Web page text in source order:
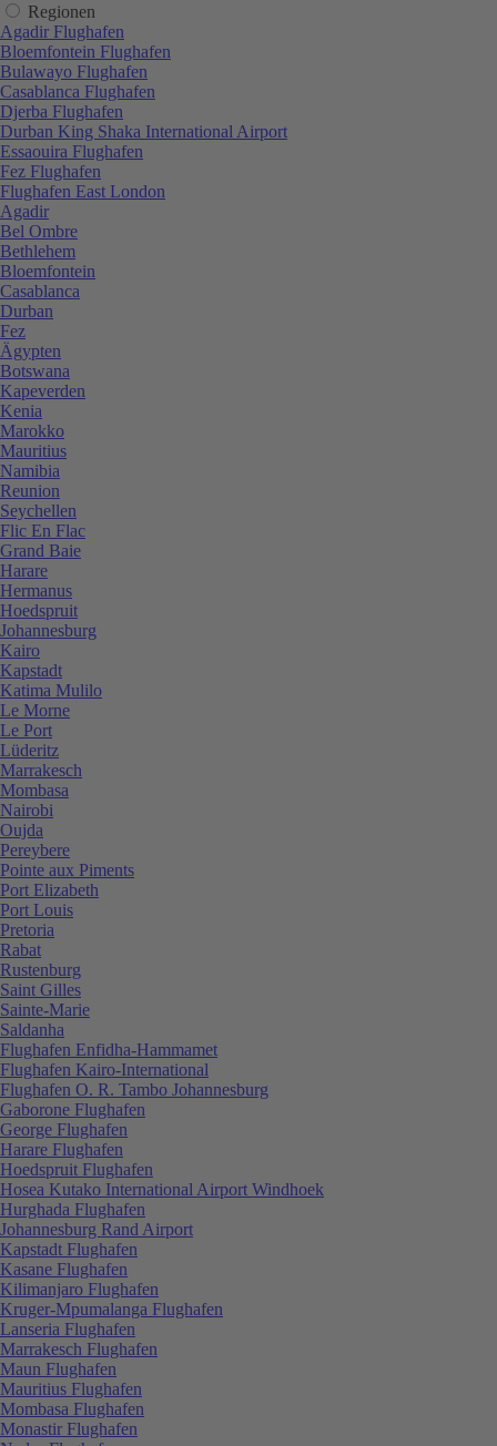
Regionen
Agadir Flughafen
Bloemfontein Flughafen
Bulawayo Flughafen
Casablanca Flughafen
Djerba Flughafen
Durban King Shaka International Airport
Essaouira Flughafen
Fez Flughafen
Flughafen East London
Agadir
Bel Ombre
Bethlehem
Bloemfontein
Casablanca
Durban
Fez
Ägypten
Botswana
Kapeverden
Kenia
Marokko
Mauritius
Namibia
Reunion
Seychellen
Flic En Flac
Grand Baie
Harare
Hermanus
Hoedspruit
Johannesburg
Kairo
Kapstadt
Katima Mulilo
Le Morne
Le Port
Lüderitz
Marrakesch
Mombasa
Nairobi
Oujda
Pereybere
Pointe aux Piments
Port Elizabeth
Port Louis
Pretoria
Rabat
Rustenburg
Saint Gilles
Sainte-Marie
Saldanha
Flughafen Enfidha-Hammamet
Flughafen Kairo-International
Flughafen O. R. Tambo Johannesburg
Gaborone Flughafen
George Flughafen
Harare Flughafen
Hoedspruit Flughafen
Hosea Kutako International Airport Windhoek
Hurghada Flughafen
Johannesburg Rand Airport
Kapstadt Flughafen
Kasane Flughafen
Kilimanjaro Flughafen
Kruger-Mpumalanga Flughafen
Lanseria Flughafen
Marrakesch Flughafen
Maun Flughafen
Mauritius Flughafen
Mombasa Flughafen
Monastir Flughafen